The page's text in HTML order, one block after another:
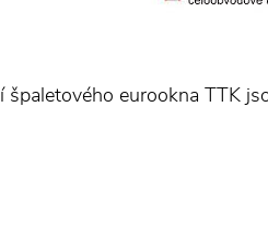
eurookna TTK